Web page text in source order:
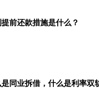
提前还款措施是什么？
同业拆借，什么是利率双